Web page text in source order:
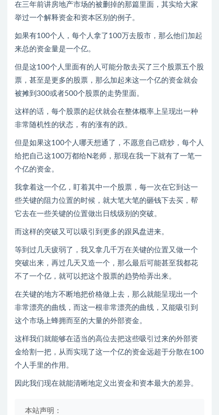
在三年前讲房地产市场的被删掉的那篇里面，其实给大家
举过一个解释资金和资本区别的例子。
如果有100个人，每个人拿了100万去股市，那么他们加起
来总的资金量是一个亿。
但是这100个人里面有的人可能分散去买了三个股票五个股
票，甚至是更多的股票，那么加起来这一个亿的资金就会
被摊到300或者500个股票的走势里面。
这样的话，每个股票的起伏就会在整体概率上呈现出一种
非常随机性的状态，有的涨有的跌。
但是如果这100个人哪天想通了，不愿意自己瞎炒，每个人
给把自己这100万都给N老师，那现在我一下就有了一笔一
个亿的资金。
我拿着这一个亿，盯着其中一个股票，每一次在它到达一
些关键的阻力位置的时候，就大笔大笔的砸钱下去买，帮
它去在一些关键的位置做出日线级别的突破。
而这样的突破又可以吸引到更多的跟风盘进来。
等到过几天疲弱了，我又拿几千万在关键的位置又做一个
突破出来，再过几天又造一个，那么最后可能甚至我都花
不了一个亿，就可以把这个股票的趋势给弄出来。
在关键的地方不断地把价格做上去，那么就能呈现出一个
非常漂亮的曲线，而这一根非常漂亮的曲线，又能吸引到
这个市场上蜂拥而至的大量的外部资金。
这样我们就能够在适当的高位去把这些吸引过来的外部资
金给割一把，从而实现了这一个亿的资金远超于分散在100
个人手里的作用。
因此我们现在就能清晰地定义出资金和资本最大的差异。
本站声明：